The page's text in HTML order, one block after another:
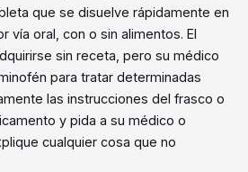
que se disuelve rápidamente en
vía oral, con o sin alimentos. El
sin receta, pero su médico
para tratar determinadas
las instrucciones del frasco o
y pida a su médico o
cualquier cosa que no